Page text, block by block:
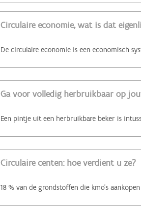
Circulaire economie, wat is dat
Ga voor volledig herbruikbaar op
Circulaire centen: hoe verdient u ze?